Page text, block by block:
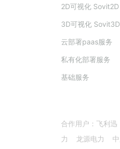
2D可视化 Sovit2D
3D可视化 Sovit3D
云部署paas服务
私有化部署服务
基础服务
合作用户：飞
力 龙源电力